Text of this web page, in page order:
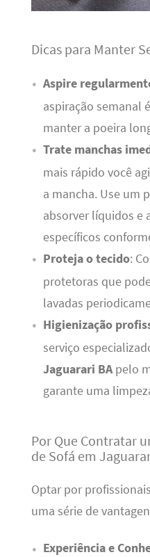
Dicas para Manter
Aspire
aspiração semanal
manter a poeira
Trate manchas
mais rápido você
a mancha. Use um
absorver líquidos e
específicos
Proteja o tecido:
protetoras que
lavadas
Higienização
serviço
Jaguarari BApelo
garante uma
Por Que Contratar
de Sofá em
Optar por
uma série de
Experiência e